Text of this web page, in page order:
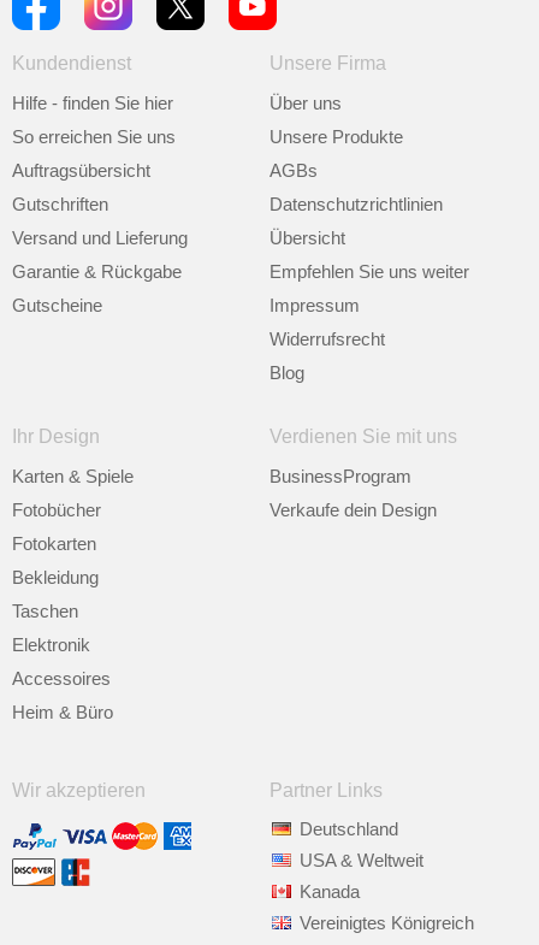
Kundendienst
Hilfe - finden Sie hier
So erreichen Sie uns
Auftragsübersicht
Gutschriften
Versand und Lieferung
Garantie & Rückgabe
Gutscheine
Unsere Firma
Über uns
Unsere Produkte
AGBs
Datenschutzrichtlinien
Übersicht
Empfehlen Sie uns weiter
Impressum
Widerrufsrecht
Blog
Ihr Design
Karten & Spiele
Fotobücher
Fotokarten
Bekleidung
Taschen
Elektronik
Accessoires
Heim & Büro
Verdienen Sie mit uns
BusinessProgram
Verkaufe dein Design
Wir akzeptieren
Partner Links
Deutschland
USA & Weltweit
Kanada
Vereinigtes Königreich